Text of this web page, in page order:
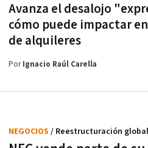
Avanza el desalojo
cómo puede impactar
de alquileres
PorIgnacio Raúl Carella
NEGOCIOS / Reestructuración global